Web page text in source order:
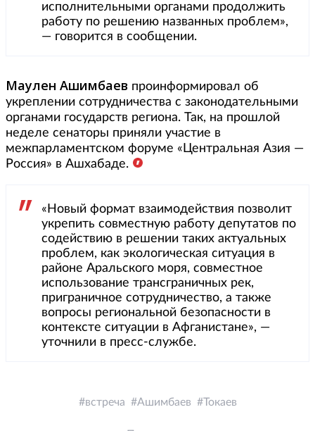
исполнительными органами продолжить
работу по решению названных проблем»,
— говорится в сообщении.
Маулен Ашимбаев проинформировал об
укреплении сотрудничества с законодательными
органами государств региона. Так, на прошлой
неделе сенаторы приняли участие в
межпарламентском форуме «Центральная Азия —
Россия» в Ашхабаде.
«Новый формат взаимодействия позволит
укрепить совместную работу депутатов по
содействию в решении таких актуальных
проблем, как экологическая ситуация в
районе Аральского моря, совместное
использование трансграничных рек,
приграничное сотрудничество, а также
вопросы региональной безопасности в
контексте ситуации в Афганистане», —
уточнили в пресс-службе.
встреча Ашимбаев Токаев